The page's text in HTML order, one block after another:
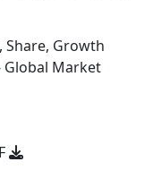
Share, Growth
Global Market